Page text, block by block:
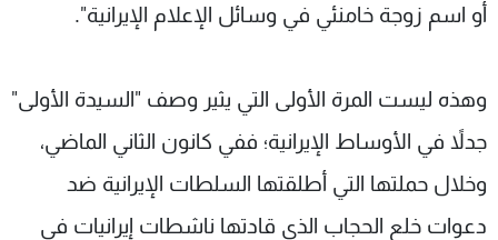
أو اسم زوجة خامنئي في وسائل الإعلام الإيرانية".
وهذه ليست المرة الأولى التي يثير وصف "السيدة الأولى"
جدلاً في الأوساط الإيرانية؛ ففي كانون الثاني الماضي،
وخلال حملتها التي أطلقتها السلطات الإيرانية ضد
دعوات خلع الحجاب الذي قادتها ناشطات إيرانيات في